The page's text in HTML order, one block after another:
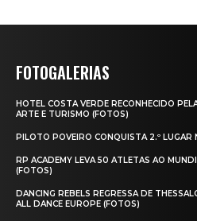
FOTOGALERIAS
HOTEL COSTA VERDE RECONHECIDO
ARTE E TURISMO (FOTOS)
PILOTO POVEIRO CONQUISTA 2.º LUGAR
RP ACADEMY LEVA 50 ATLETAS AO
(FOTOS)
DANCING REBELS REGRESSA DE
ALL DANCE EUROPE (FOTOS)